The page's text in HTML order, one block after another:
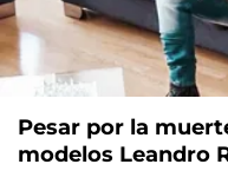
Pesar por la
modelos Leandro